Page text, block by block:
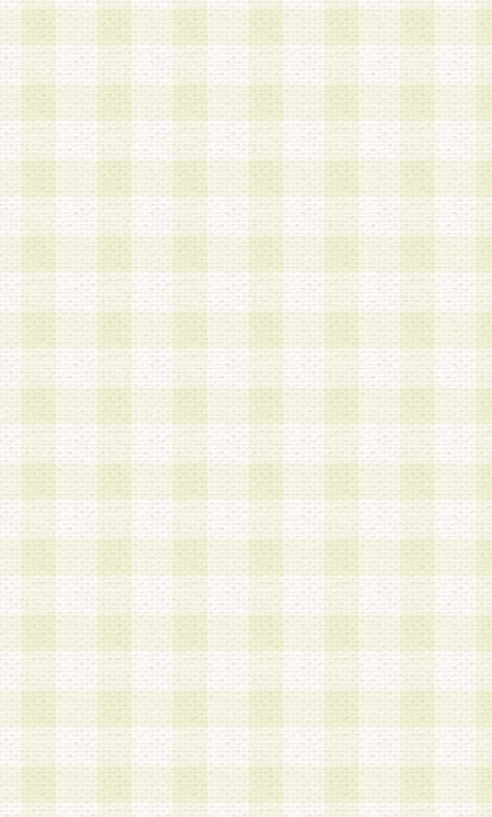
d.その他これらに付随する業務
2.当社は、会員個人を識別することのできる情報
会員情報を本人の承諾なく第三者に開示すること
人を識別できる情報について第三者に開示または
社は事前に会員本人の同意を得るものとします。
3.前項の定めに拘わらず、当社は、以下の目的に
意を 得ることなく、会員個人を識別できる情報
づき選定した委託業者に対して当社の責任におい
できるものとします。な お、当社は、当該委託
契約を締結しこれを遵守させるとともに、本規約
の注意をもって当該情報を使用させるものとし ま
a.本サービスに係る謝礼、景品、調査サンプル品
b.会員からの電話、メール等の問い合わせなどへ
c.モバイルリサーチ、またはグループ形式による
実施もしくは運営
d.その他これらに付随する業務
4.会員は、住所、電話番号その他の登録情報につ
合は、速やかに当社所定の変更手続きを行うもの
5.当社は、必要と認めた場合、会員に対して、電
手段により登録情報の対象者が会員登録者本人で
の内容が正確であること、アンケートの回答内容
うことができるものとます。
6.会員は、会員登録後当社が定期的に行う登録情
して、当社指定の期間内に更新手続きを行うもの
該期間内に更新手続きを行わない場合、その時点
発行したポイントは失効されるものとします。